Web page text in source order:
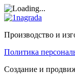
Производство и
Политика
Создание и